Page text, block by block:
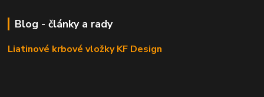
Blog - články a rady
Liatinové krbové vložky KF Design